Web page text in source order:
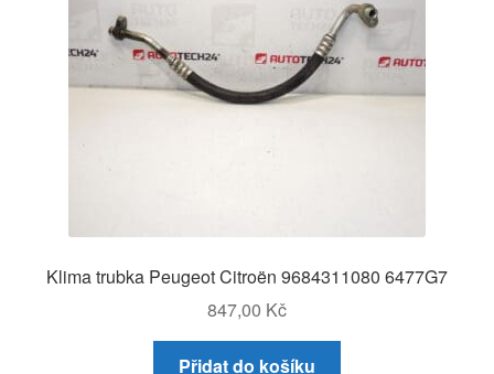
Klima trubka Peugeot Citroën 9684311080 6477G7
847,00 Kč
Přidat do košíku